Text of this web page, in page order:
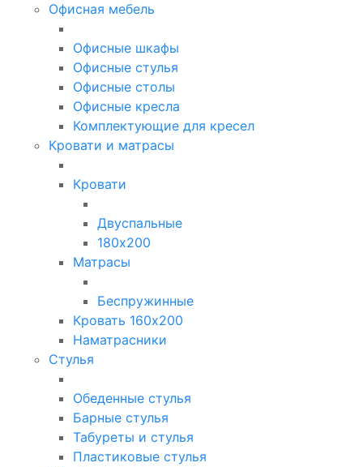
Офисная мебель
Офисные шкафы
Офисные стулья
Офисные столы
Офисные кресла
Комплектующие для кресел
Кровати и матрасы
Кровати
Двуспальные
180х200
Матрасы
Беспружинные
Кровать 160х200
Наматрасники
Стулья
Обеденные стулья
Барные стулья
Табуреты и стулья
Пластиковые стулья